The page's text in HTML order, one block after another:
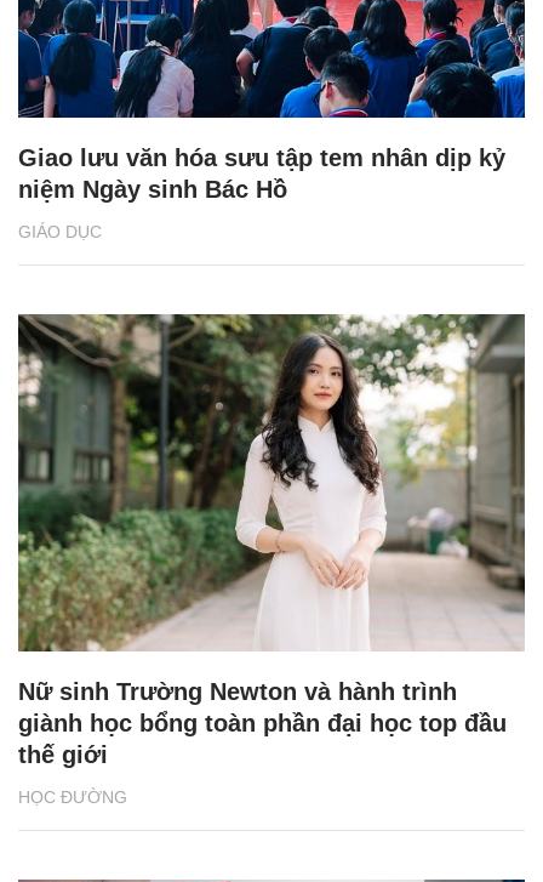
GIÁO DỤC
Giao lưu văn hóa sưu tập tem nhân dịp kỷ
niệm Ngày sinh Bác Hồ
HỌC ĐƯỜNG
Nữ sinh Trường Newton và hành trình
giành học bổng toàn phần đại học top đầu
thế giới